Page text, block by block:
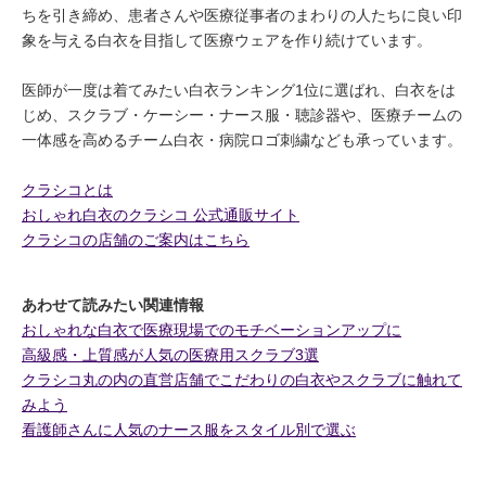
ちを引き締め、患者さんや医療従事者のまわりの人たちに良い印
象を与える白衣を目指して医療ウェアを作り続けています。
医師が一度は着てみたい白衣ランキング1位に選ばれ、白衣をは
じめ、スクラブ・ケーシー・ナース服・聴診器や、医療チームの
一体感を高めるチーム白衣・病院ロゴ刺繍なども承っています。
クラシコとは
おしゃれ白衣のクラシコ 公式通販サイト
クラシコの店舗のご案内はこちら
あわせて読みたい関連情報
おしゃれな白衣で医療現場でのモチベーションアップに
高級感・上質感が人気の医療用スクラブ3選
クラシコ丸の内の直営店舗でこだわりの白衣やスクラブに触れて
みよう
看護師さんに人気のナース服をスタイル別で選ぶ